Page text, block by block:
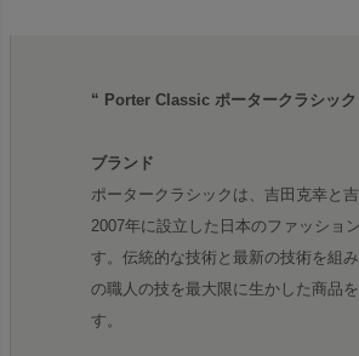
“ Porter Classic ポータークラシック
ブランド
ポータークラシックは、吉田克幸と
2007年に設立した日本のファッショ
す。伝統的な技術と最新の技術を組
の職人の技を最大限に生かした商品
す。